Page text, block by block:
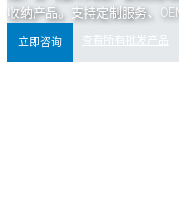
收纳产品。支持定制服务、
立即咨询 查看所有批发产品